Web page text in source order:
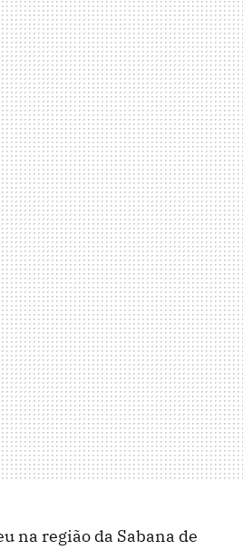
na região da Sabana de